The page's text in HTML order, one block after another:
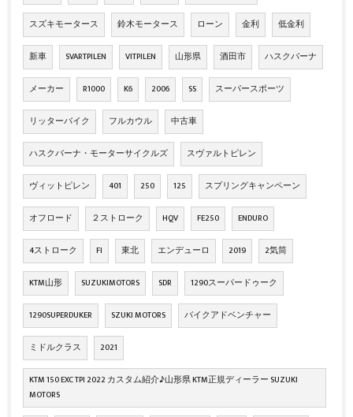
スズキモータース 鈴木モータース ローン 金利 低金利
新車 SVARTPILEN VITPILEN 山形県 酒田市 ハスクバーナ
メーカー R1000 K6 2006 SS スーパースポーツ
リッターバイク フルカウル 中古車
ハスクバーナ・モーターサイクルズ スヴァルトピレン
ヴィットピレン 401 250 125 スプリングキャンペーン
オフロード ２ストローク HQV FE250 ENDURO
4ストローク FI 東北 エンデューロ 2019 2気筒
KTM山形 SUZUKIMOTORS SDR 1290スーパードゥーク
1290SUPERDUKER SZUKI MOTORS バイクアドベンチャー
ミドルクラス 2021
KTM 150 EXC TPI 2022 カスタム紹介♪山形県 KTM正規ディーラー SUZUKI
MOTORS